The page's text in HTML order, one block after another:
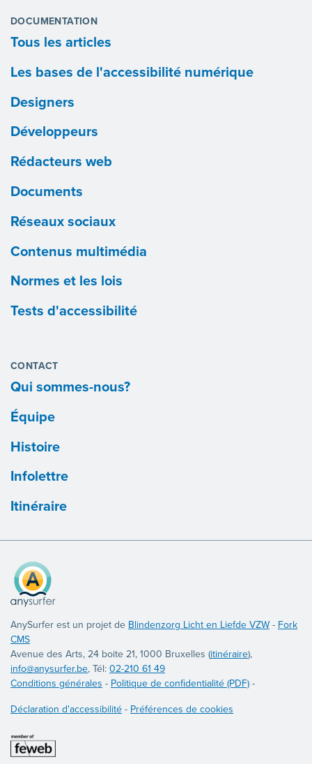
DOCUMENTATION
Tous les articles
Les bases de l'accessibilité numérique
Designers
Développeurs
Rédacteurs web
Documents
Réseaux sociaux
Contenus multimédia
Normes et les lois
Tests d'accessibilité
CONTACT
Qui sommes-nous?
Équipe
Histoire
Infolettre
Itinéraire
AnySurfer est un projet de Blindenzorg Licht en Liefde VZW - Fork
CMS
Avenue des Arts, 24 boite 21, 1000 Bruxelles (itinéraire),
info@anysurfer.be, Tél: 02-210 61 49
Conditions générales - Politique de confidentialité (PDF) -
Déclaration d'accessibilité - Préférences de cookies